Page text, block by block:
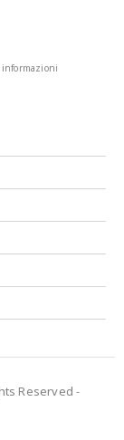
Reserved -